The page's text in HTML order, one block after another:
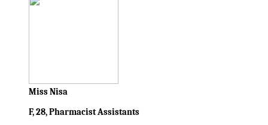
Miss Nisa
F, 28, Pharmacist Assistants